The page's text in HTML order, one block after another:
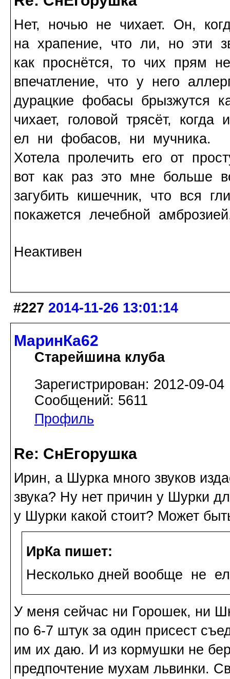
Нет, ночью не чихает. Он,
на храпение, что ли, но эти
как проснётся, то чих прям
впечатление, что у него
дурацкие фобасы брызжутся
чихает, головой трясёт,
ел ни фобасов, ни мучника.
Хотела пролечить его от
вот как раз это мне больше
загубить кишечник, что вся
покажется лечебной
Неактивен
#227 2014-11-26 13:01:14
МаринКа62
Старейшина клуба
Зарегистрирован: 2012-09-04
Сообщений: 5611
Профиль
Re: СнЕгорушка
Ирин, а Шурка много звуков
звука? Ну нет причин у Шурки
у Шурки какой стоит? Может
ИрКа пишет:
Несколько дней вообще не
У меня сейчас ни Горошек, ни
по 6-7 штук за один присест
им их даю. И из кормушки не
предпочтение мухам львинки.